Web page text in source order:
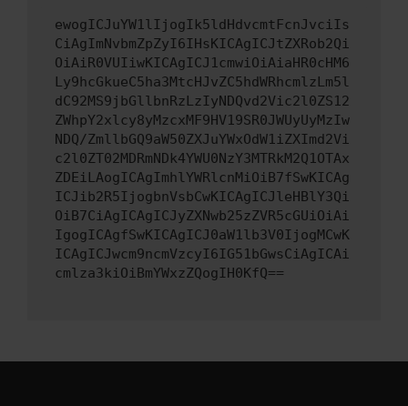
ewogICJuYW1lIjogIk5ldHdvcmtFcnJvciIs
CiAgImNvbmZpZyI6IHsKICAgICJtZXRob2Qi
OiAiR0VUIiwKICAgICJ1cmwiOiAiaHR0cHM6
Ly9hcGkueC5ha3MtcHJvZC5hdWRhcmlzLm5l
dC92MS9jbGllbnRzLzIyNDQvd2Vic2l0ZS12
ZWhpY2xlcy8yMzcxMF9HV19SR0JWUyUyMzIw
NDQ/ZmllbGQ9aW50ZXJuYWxOdW1iZXImd2Vi
c2l0ZT02MDRmNDk4YWU0NzY3MTRkM2Q1OTAx
ZDEiLAogICAgImhlYWRlcnMiOiB7fSwKICAg
ICJib2R5IjogbnVsbCwKICAgICJleHBlY3Qi
OiB7CiAgICAgICJyZXNwb25zZVR5cGUiOiAi
IgogICAgfSwKICAgICJ0aW1lb3V0IjogMCwK
ICAgICJwcm9ncmVzcyI6IG51bGwsCiAgICAi
cmlza3kiOiBmYWxzZQogIH0KfQ==